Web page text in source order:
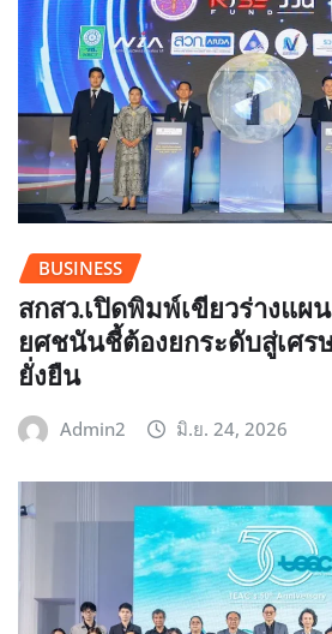
BUSINESS
สกสว.เปิดพิมพ์เขียวร่างแผ
ยศชนันชี้ต้องยกระดับสู่เศร
ยั่งยืน
Admin2 มิ.ย. 24, 2026